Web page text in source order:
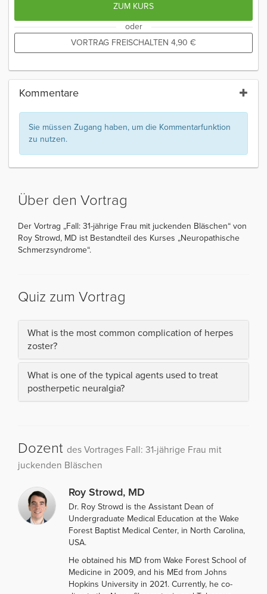
ZUM KURS
oder
VORTRAG FREISCHALTEN 4,90 €
Kommentare
Sie müssen Zugang haben, um die Kommentarfunktion
zu nutzen.
Über den Vortrag
Der Vortrag „Fall: 31-jährige Frau mit juckenden Bläschen“ von
Roy Strowd, MD ist Bestandteil des Kurses „Neuropathische
Schmerzsyndrome“.
Quiz zum Vortrag
What is the most common complication of herpes
zoster?
What is one of the typical agents used to treat
postherpetic neuralgia?
Dozent des Vortrages Fall: 31-jährige Frau mit
juckenden Bläschen
Roy Strowd, MD
Dr. Roy Strowd is the Assistant Dean of
Undergraduate Medical Education at the Wake
Forest Baptist Medical Center, in North Carolina,
USA.
He obtained his MD from Wake Forest School of
Medicine in 2009, and his MEd from Johns
Hopkins University in 2021. Currently, he co-